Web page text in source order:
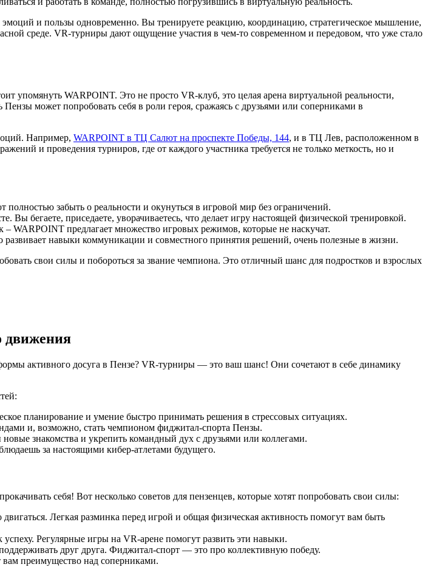
и пользы одновременно. Вы тренируете реакцию, координацию, стратегическое мышление,
среде. VR-турниры дают ощущение участия в чем-то современном и передовом, что уже стало
упомянуть WARPOINT. Это не просто VR-клуб, это целая арена виртуальной реальности,
может попробовать себя в роли героя, сражаясь с друзьями или соперниками в
Например, WARPOINT в ТЦ Салют на проспекте Победы, 144, и в ТЦ Лев, расположенном в
и проведения турниров, где от каждого участника требуется не только меткость, но и
забыть о реальности и окунуться в игровой мир без ограничений.
Вы бегаете, приседаете, уворачиваетесь, что делает игру настоящей физической тренировкой.
– WARPOINT предлагает множество игровых режимов, которые не наскучат.
навыки коммуникации и совместного принятия решений, очень полезные в жизни.
свои силы и побороться за звание чемпиона. Это отличный шанс для подростков и взрослых
движения
активного досуга в Пензе? VR-турниры — это ваш шанс! Они сочетают в себе динамику
планирование и умение быстро принимать решения в стрессовых ситуациях.
и, возможно, стать чемпионом фиджитал-спорта Пензы.
знакомства и укрепить командный дух с друзьями или коллегами.
за настоящими кибер-атлетами будущего.
себя! Вот несколько советов для пензенцев, которые хотят попробовать свои силы:
Легкая разминка перед игрой и общая физическая активность помогут вам быть
Регулярные игры на VR-арене помогут развить эти навыки.
друг друга. Фиджитал-спорт — это про коллективную победу.
преимущество над соперниками.